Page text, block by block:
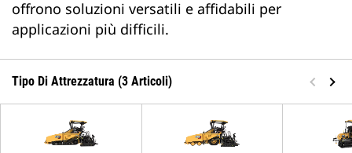
offrono soluzioni versatili e affidabili per
applicazioni più difficili.
Tipo Di Attrezzatura (3 Articoli)